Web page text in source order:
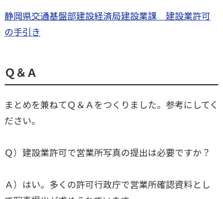
静岡県交通基盤部建設経済局建設業課 建設業許可
の手引き
Ｑ＆Ａ
まとめを兼ねてＱ＆Ａをつくりました。参考にしてく
ださい。
Ｑ）建設業許可で営業所写真の提出は必要ですか？
Ａ）はい。多くの許可行政庁で営業所確認資料とし